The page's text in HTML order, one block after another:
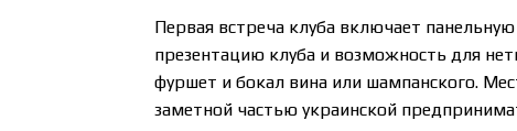
Первая встреча клуба включает
презентацию клуба и возможность для
фуршет и бокал вина или шампанского.
заметной частью украинской